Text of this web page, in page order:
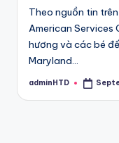
Theo nguồn tin
American Services
hương và các bé
Maryland…
Posted
adminHTD